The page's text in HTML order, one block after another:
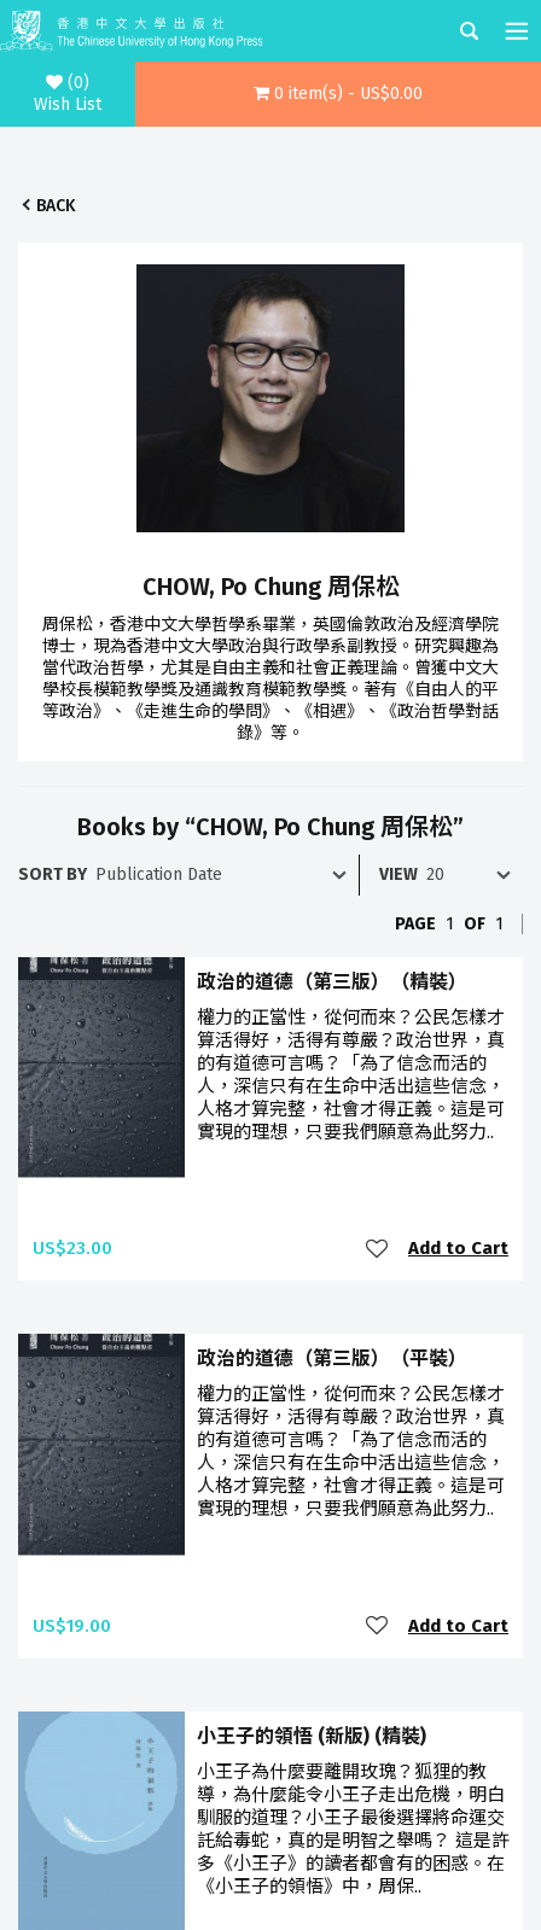
(0)
Wish List
0 item(s) - US$0.00
BACK
CHOW, Po Chung 周保松
周保松，香港中文大學哲學系畢業，英國倫敦政治及經濟學院
博士，現為香港中文大學政治與行政學系副教授。研究興趣為
當代政治哲學，尤其是自由主義和社會正義理論。曾獲中文大
學校長模範教學獎及通識教育模範教學獎。著有《自由人的平
等政治》、《走進生命的學問》、《相遇》、《政治哲學對話
錄》等。
Books by “CHOW, Po Chung 周保松”
SORT BY VIEW
PAGE 1 OF 1
政治的道德（第三版）（精裝）
權力的正當性，從何而來？公民怎樣才
算活得好，活得有尊嚴？政治世界，真
的有道德可言嗎？「為了信念而活的
人，深信只有在生命中活出這些信念，
人格才算完整，社會才得正義。這是可
實現的理想，只要我們願意為此努力..
US$23.00 Add to Cart
政治的道德（第三版）（平裝）
權力的正當性，從何而來？公民怎樣才
算活得好，活得有尊嚴？政治世界，真
的有道德可言嗎？「為了信念而活的
人，深信只有在生命中活出這些信念，
人格才算完整，社會才得正義。這是可
實現的理想，只要我們願意為此努力..
US$19.00 Add to Cart
小王子的領悟 (新版) (精裝)
小王子為什麼要離開玫瑰？狐狸的教
導，為什麼能令小王子走出危機，明白
馴服的道理？小王子最後選擇將命運交
託給毒蛇，真的是明智之舉嗎？ 這是許
多《小王子》的讀者都會有的困惑。在
《小王子的領悟》中，周保..